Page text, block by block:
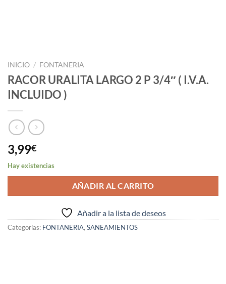
INICIO / FONTANERIA
RACOR URALITA LARGO 2 P 3/4″ ( I.V.A.
INCLUIDO )
3,99€
Hay existencias
AÑADIR AL CARRITO
Añadir a la lista de deseos
Categorías: FONTANERIA, SANEAMIENTOS